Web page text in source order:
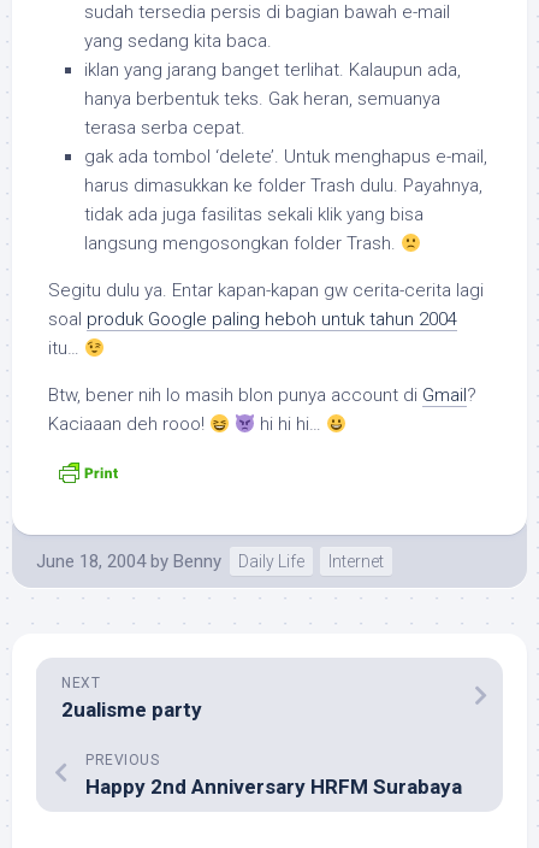
sudah tersedia persis di bagian bawah e-mail
yang sedang kita baca.
iklan yang jarang banget terlihat. Kalaupun ada,
hanya berbentuk teks. Gak heran, semuanya
terasa serba cepat.
gak ada tombol ‘delete’. Untuk menghapus e-mail,
harus dimasukkan ke folder Trash dulu. Payahnya,
tidak ada juga fasilitas sekali klik yang bisa
langsung mengosongkan folder Trash.
Segitu dulu ya. Entar kapan-kapan gw cerita-cerita lagi
soal produk Google paling heboh untuk tahun 2004
itu…
Btw, bener nih lo masih blon punya account di Gmail?
Kaciaaan deh rooo!
hi hi hi…
June 18, 2004 by Benny Daily Life Internet
NEXT
2ualisme party
PREVIOUS
Happy 2nd Anniversary HRFM Surabaya